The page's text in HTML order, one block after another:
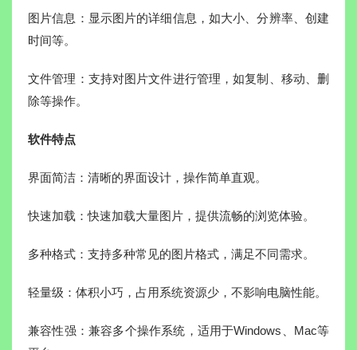
图片信息：显示图片的详细信息，如大小、分辨率、创建
时间等。
文件管理：支持对图片文件进行管理，如复制、移动、删
除等操作。
软件特点
界面简洁：清晰的界面设计，操作简单直观。
快速加载：快速加载大量图片，提供流畅的浏览体验。
多种格式：支持多种常见的图片格式，满足不同需求。
轻量级：体积小巧，占用系统资源少，不影响电脑性能。
兼容性强：兼容多个操作系统，适用于Windows、Mac等